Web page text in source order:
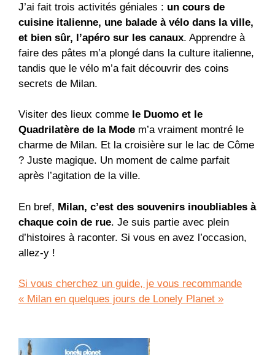
J’ai fait trois activités géniales : un cours de
cuisine italienne, une balade à vélo dans la ville,
et bien sûr, l’apéro sur les canaux. Apprendre à
faire des pâtes m’a plongé dans la culture italienne,
tandis que le vélo m’a fait découvrir des coins
secrets de Milan.
Visiter des lieux comme le Duomo et le
Quadrilatère de la Mode m’a vraiment montré le
charme de Milan. Et la croisière sur le lac de Côme
? Juste magique. Un moment de calme parfait
après l’agitation de la ville.
En bref, Milan, c’est des souvenirs inoubliables à
chaque coin de rue. Je suis partie avec plein
d’histoires à raconter. Si vous en avez l’occasion,
allez-y !
Si vous cherchez un guide, je vous recommande
« Milan en quelques jours de Lonely Planet »